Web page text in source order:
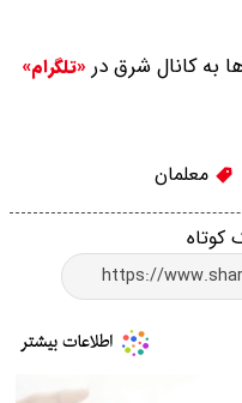
به کانال شرق در «تلگرام»
معلمان
کوتاه